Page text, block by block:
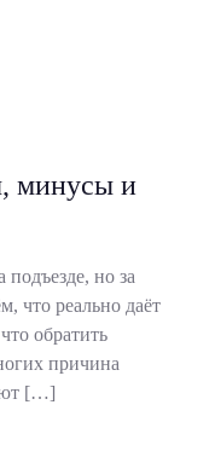
минусы и
но за
что реально даёт
обратить
причина
[…]